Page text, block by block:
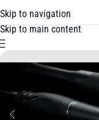
Skip to navigation
Skip to main content